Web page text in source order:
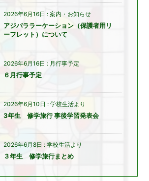
2026年6月16日 : 案内・お知らせ
アジパララーケーション（保護者用リ
ーフレット）について
2026年6月16日 : 月行事予定
６月行事予定
2026年6月10日 : 学校生活より
3年生 修学旅行 事後学習発表会
2026年6月8日 : 学校生活より
３年生 修学旅行まとめ